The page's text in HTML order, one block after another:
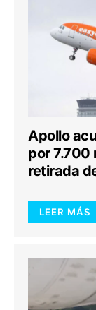
Apollo
por 7.700
retirada
LEER MÁS